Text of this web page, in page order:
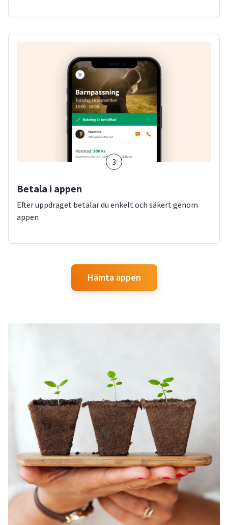
3
Betala i appen
Efter uppdraget betalar du enkelt och säkert genom
appen
Hämta appen